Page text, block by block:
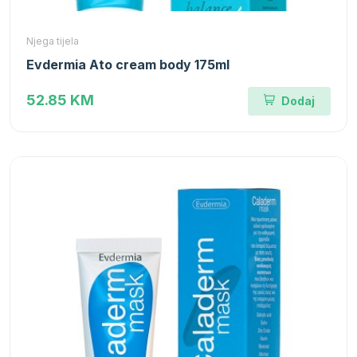
Njega tijela
Evdermia Ato cream body 175ml
52.85 KM Dodaj